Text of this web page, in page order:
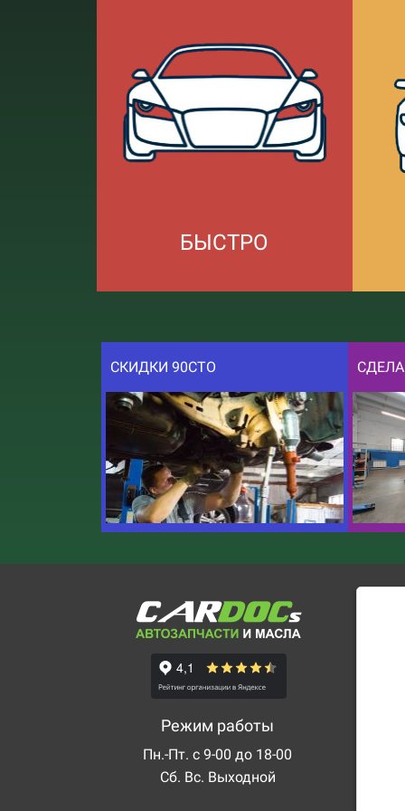
БЫСТРО
СКИДКИ 90СТО
Режим работы
Пн.-Пт. с 9-00 до 18-00
Сб. Вс. Выходной